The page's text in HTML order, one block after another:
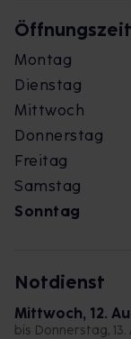
Montag
Dienstag
Mittwoch
Donnerstag
Freitag
Samstag
Sonntag
Notdienst
Mittwoch, 12.
bis Donnerstag,